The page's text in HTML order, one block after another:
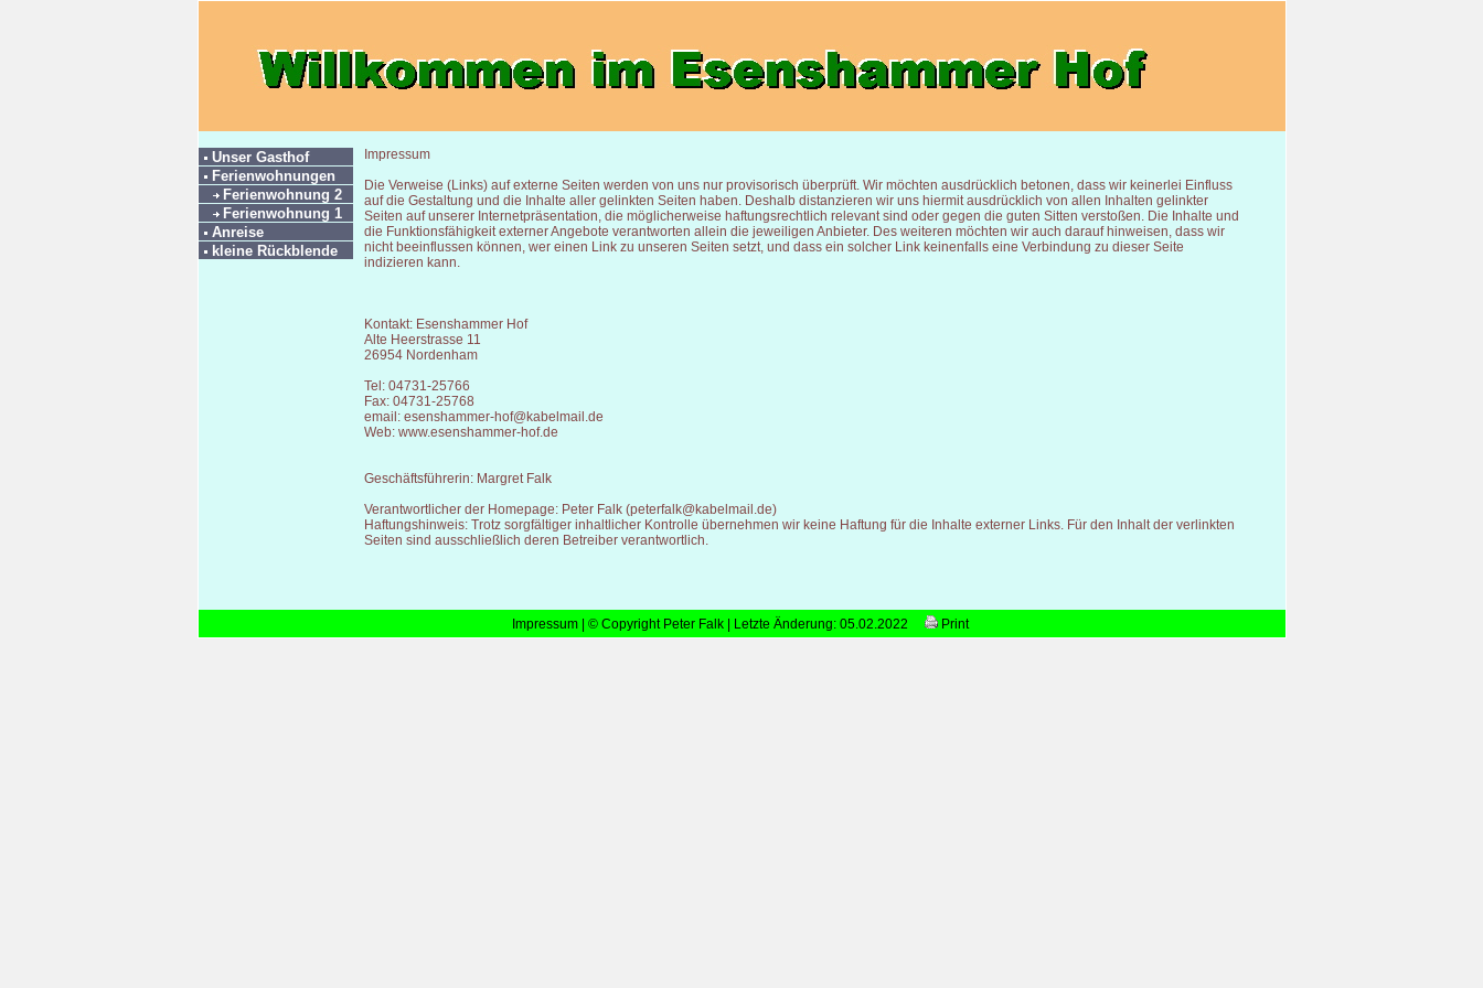
Unser Gasthof
Ferienwohnungen
Ferienwohnung 2
Ferienwohnung 1
Anreise
kleine Rückblende
Impressum
Die Verweise (Links) auf externe Seiten werden von uns nur provisorisch überprüft. Wir möchten ausdrücklich betonen, dass wir keinerlei Einfluss
auf die Gestaltung und die Inhalte aller gelinkten Seiten haben. Deshalb distanzieren wir uns hiermit ausdrücklich von allen Inhalten gelinkter
Seiten auf unserer Internetpräsentation, die möglicherweise haftungsrechtlich relevant sind oder gegen die guten Sitten verstoßen. Die Inhalte und
die Funktionsfähigkeit externer Angebote verantworten allein die jeweiligen Anbieter. Des weiteren möchten wir auch darauf hinweisen, dass wir
nicht beeinflussen können, wer einen Link zu unseren Seiten setzt, und dass ein solcher Link keinenfalls eine Verbindung zu dieser Seite
indizieren kann.
Kontakt: Esenshammer Hof
Alte Heerstrasse 11
26954 Nordenham
Tel: 04731-25766
Fax: 04731-25768
email: esenshammer-hof@kabelmail.de
Web: www.esenshammer-hof.de
Geschäftsführerin: Margret Falk
Verantwortlicher der Homepage: Peter Falk (peterfalk@kabelmail.de)
Haftungshinweis: Trotz sorgfältiger inhaltlicher Kontrolle übernehmen wir keine Haftung für die Inhalte externer Links. Für den Inhalt der verlinkten
Seiten sind ausschließlich deren Betreiber verantwortlich.
Impressum| © Copyright Peter Falk | Letzte Änderung: 05.02.2022 Print